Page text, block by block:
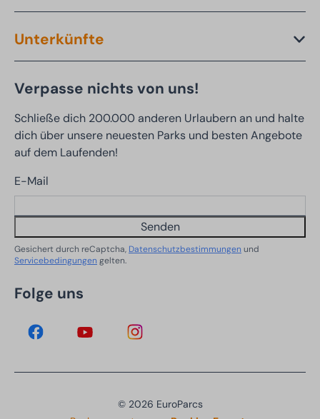
Unterkünfte
Verpasse nichts von uns!
Schließe dich 200.000 anderen Urlaubern an und halte
dich über unsere neuesten Parks und besten Angebote
auf dem Laufenden!
E-Mail
Senden
Gesichert durch reCaptcha, Datenschutzbestimmungen und
Servicebedingungen gelten.
Folge uns
© 2026 EuroParcs